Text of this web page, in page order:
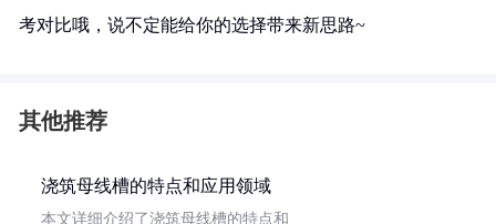
考对比哦，说不定能给你的选择带来新思路~
其他推荐
浇筑母线槽的特点和应用领域
本文详细介绍了浇筑母线槽的特点和